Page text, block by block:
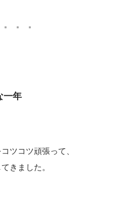
一年
ツコツ頑張って、
きました。